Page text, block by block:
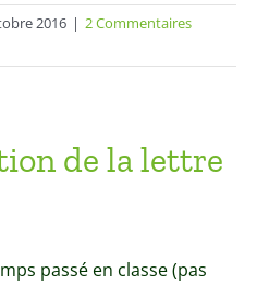
2016 | 2 Commentaires
de la lettre
passé en classe (pas